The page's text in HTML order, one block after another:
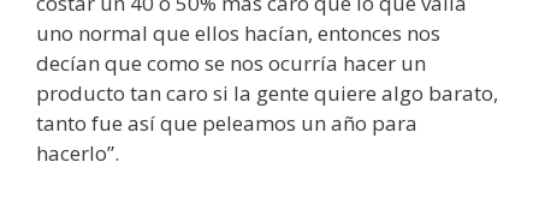
uno normal que ellos hacían, entonces nos
decían que como se nos ocurría hacer un
producto tan caro si la gente quiere algo barato,
tanto fue así que peleamos un año para
hacerlo”.